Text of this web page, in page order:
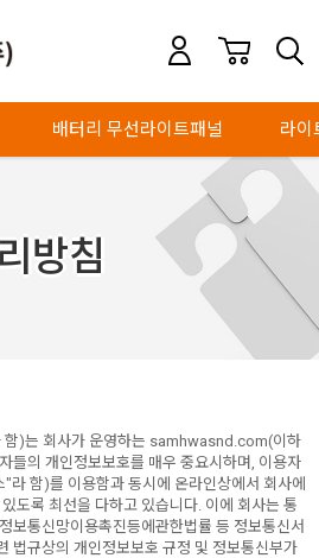
배터리 무선라이트패널 라이
방침
함)는 회사가 운영하는 samhwasnd.com(이하
들의 개인정보보호를 매우 중요시하며, 이용자
라 함)를 이용함과 동시에 온라인상에서 회사에
도록 최선을 다하고 있습니다. 이에 회사는 통
보통신망이용촉진등에관한법률 등 정보통신서
법규상의 개인정보보호 규정 및 정보통신부가